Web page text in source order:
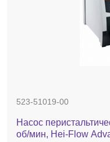
523-51019-00
Насос
об/мин, Hei-Flow